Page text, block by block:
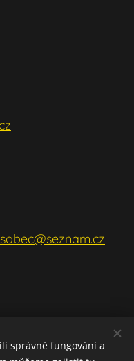
správné fungování a